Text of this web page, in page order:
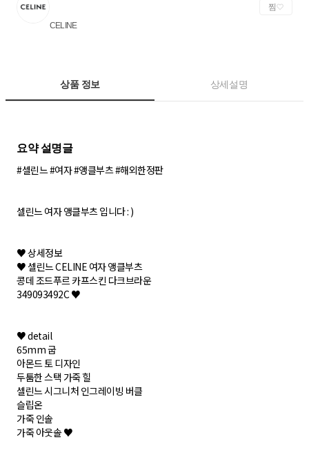
CELINE
찜
상품 정보 상세설명
요약 설명글
#셀린느 #여자 #앵클부츠 #해외한정판
셀린느 여자 앵클부츠 입니다 : )
♥ 상세정보
♥ 셀린느 CELINE 여자 앵클부츠
콩데 조드푸르 카프스킨 다크브라운
349093492C ♥
♥ detail
65mm 굽
아몬드 토 디자인
두툼한 스택 가죽 힐
셀린느 시그니처 인그레이빙 버클
슬립온
가죽 인솔
가죽 아웃솔 ♥